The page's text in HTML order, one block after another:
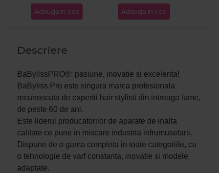
Adauga in cos Adauga in cos
Descriere
BaBylissPRO®: pasiune, inovatie si excelenta!
BaByliss Pro este singura marca profesionala
recunoscuta de expertii hair stylisti din intreaga lume,
de peste 60 de ani.
Este liderul producatorilor de aparate de inalta
calitate ce pune in miscare industria infrumusetarii.
Dispune de o gama completa in toate categoriile, cu
o tehnologie de varf constanta, inovatie si modele
adaptate.